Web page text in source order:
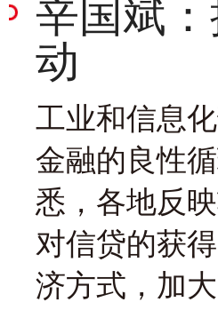
辛国斌
动
工业和信息
金融的良性
悉，各地反
对信贷的获
济方式，加